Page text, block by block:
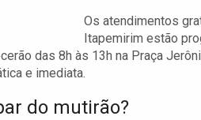
Os atendimentos
Itapemirim estão
das 8h às 13h na Praça
e imediata.
do mutirão?